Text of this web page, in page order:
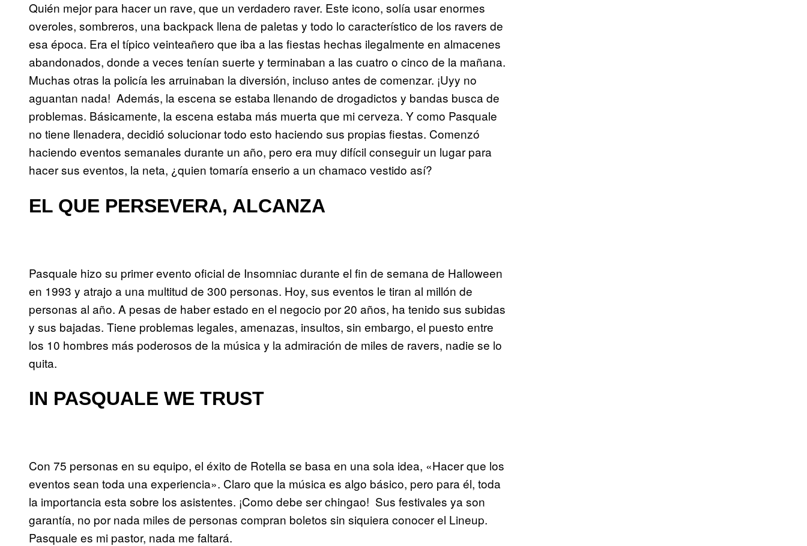
Quién mejor para hacer un rave, que un verdadero raver. Este icono, solía usar enormes
overoles, sombreros, una backpack llena de paletas y todo lo característico de los ravers de
esa época. Era el típico veinteañero que iba a las fiestas hechas ilegalmente en almacenes
abandonados, donde a veces tenían suerte y terminaban a las cuatro o cinco de la mañana.
Muchas otras la policía les arruinaban la diversión, incluso antes de comenzar. ¡Uyy no
aguantan nada! Además, la escena se estaba llenando de drogadictos y bandas busca de
problemas. Básicamente, la escena estaba más muerta que mi cerveza. Y como Pasquale
no tiene llenadera, decidió solucionar todo esto haciendo sus propias fiestas. Comenzó
haciendo eventos semanales durante un año, pero era muy difícil conseguir un lugar para
hacer sus eventos, la neta, ¿quien tomaría enserio a un chamaco vestido así?
EL QUE PERSEVERA, ALCANZA
Pasquale hizo su primer evento oficial de Insomniac durante el fin de semana de Halloween
en 1993 y atrajo a una multitud de 300 personas. Hoy, sus eventos le tiran al millón de
personas al año. A pesas de haber estado en el negocio por 20 años, ha tenido sus subidas
y sus bajadas. Tiene problemas legales, amenazas, insultos, sin embargo, el puesto entre
los 10 hombres más poderosos de la música y la admiración de miles de ravers, nadie se lo
quita.
IN PASQUALE WE TRUST
Con 75 personas en su equipo, el éxito de Rotella se basa en una sola idea, «Hacer que los
eventos sean toda una experiencia». Claro que la música es algo básico, pero para él, toda
la importancia esta sobre los asistentes. ¡Como debe ser chingao! Sus festivales ya son
garantía, no por nada miles de personas compran boletos sin siquiera conocer el Lineup.
Pasquale es mi pastor, nada me faltará.